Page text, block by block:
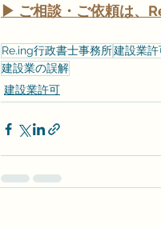
▶ ご相談・ご依頼は、
Re.ing行政書士事務所建設業許
建設業の誤解
建設業許可